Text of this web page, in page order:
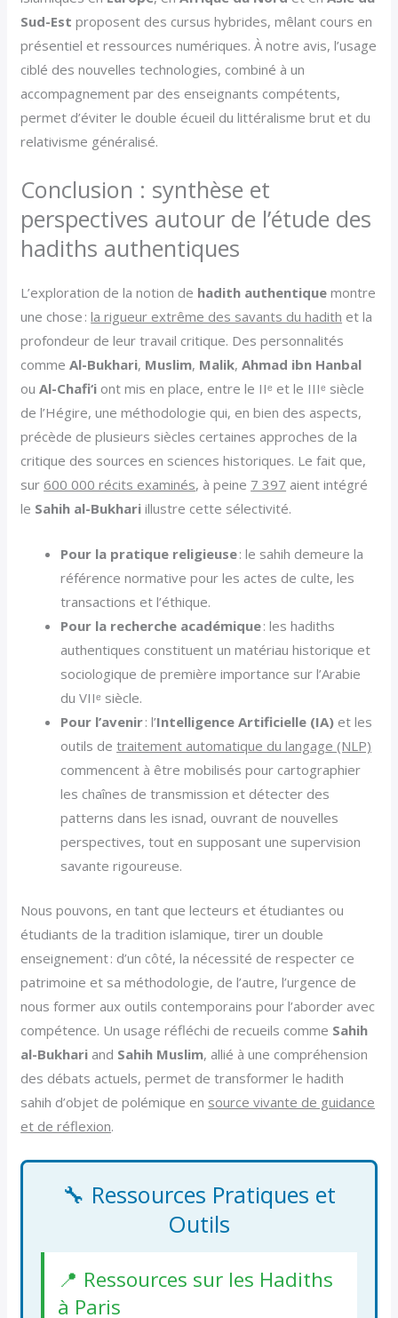
Sud-Est proposent des cursus hybrides, mêlant cours en
présentiel et ressources numériques. À notre avis, l’usage
ciblé des nouvelles technologies, combiné à un
accompagnement par des enseignants compétents,
permet d’éviter le double écueil du littéralisme brut et du
relativisme généralisé.
Conclusion : synthèse et
perspectives autour de l’étude des
hadiths authentiques
L’exploration de la notion de hadith authentique montre
une chose :la rigueur extrême des savants du hadith et la
profondeur de leur travail critique. Des personnalités
commeAl-Bukhari, Muslim, Malik,Ahmad ibn Hanbal
ouAl-Chafi‘i ont mis en place, entre le IIᵉ et le IIIᵉ siècle
de l’Hégire, une méthodologie qui, en bien des aspects,
précède de plusieurs siècles certaines approches de la
critique des sources en sciences historiques. Le fait que,
sur600 000 récits examinés, à peine 7 397 aient intégré
le Sahih al-Bukhari illustre cette sélectivité.
Pour la pratique religieuse: le sahih demeure la
référence normative pour les actes de culte, les
transactions et l’éthique.
Pour la recherche académique: les hadiths
authentiques constituent un matériau historique et
sociologique de première importance sur l’Arabie
du VIIᵉ siècle.
Pour l’avenir: l’Intelligence Artificielle (IA) et les
outils detraitement automatique du langage (NLP)
commencent à être mobilisés pour cartographier
les chaînes de transmission et détecter des
patterns dans les isnad, ouvrant de nouvelles
perspectives, tout en supposant une supervision
savante rigoureuse.
Nous pouvons, en tant que lecteurs et étudiantes ou
étudiants de la tradition islamique, tirer un double
enseignement : d’un côté, la nécessité de respecter ce
patrimoine et sa méthodologie, de l’autre, l’urgence de
nous former aux outils contemporains pour l’aborder avec
compétence. Un usage réfléchi de recueils comme Sahih
al-Bukhari and Sahih Muslim, allié à une compréhension
des débats actuels, permet de transformer le hadith
sahih d’objet de polémique en source vivante de guidance
et de réflexion.
🔧 Ressources Pratiques et
Outils
📍 Ressources sur les Hadiths
à Paris